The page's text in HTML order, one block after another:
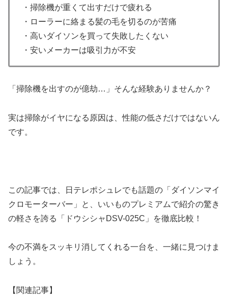
・掃除機が重くて出すだけで疲れる
・ローラーに絡まる髪の毛を切るのが苦痛
・高いダイソンを買って失敗したくない
・安いメーカーは吸引力が不安
「掃除機を出すのが億劫…」そんな経験ありませんか？
実は掃除がイヤになる原因は、性能の低さだけではないん
です。
この記事では、日テレポシュレでも話題の「ダイソンマイ
クロモーターバー」と、いいものプレミアムで紹介の驚き
の軽さを誇る「ドウシシャDSV-025C」を徹底比較！
今の不満をスッキリ消してくれる一台を、一緒に見つけま
しょう。
【関連記事】